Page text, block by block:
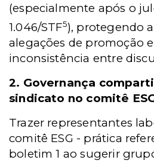
(especialmente após o
1.046/STF5), protegendo
alegações de promoção
inconsistência entre
2. Governança
sindicato no comitê
Trazer representantes
comitê ESG - prática
boletim 1 ao sugerir